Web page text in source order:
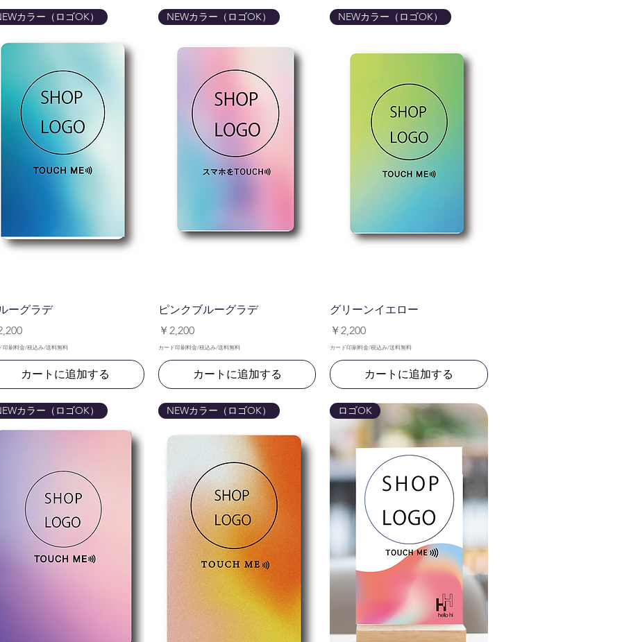
クイックビュー
カラー（ロゴOK）
ーグラデ
印刷料金/税込み/送料無料
カートに追加する
クイックビュー
NEWカラー（ロゴOK）
ピンクブルーグラデ
価格
￥2,200
カード印刷料金/税込み/送料無料
カートに追加する
クイックビュー
NEWカラー（ロゴOK）
グリーンイエロー
価格
￥2,200
カード印刷料金/税込み/送料無料
カートに追加する
カラー（ロゴOK） NEWカラー（ロゴOK） ロゴOK